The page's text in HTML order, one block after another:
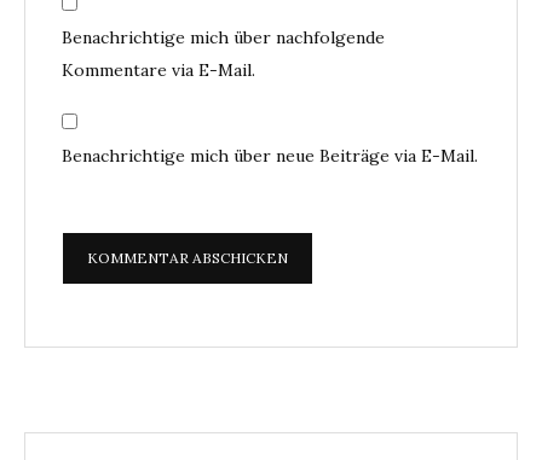
Benachrichtige mich über nachfolgende
Kommentare via E-Mail.
Benachrichtige mich über neue Beiträge via E-Mail.